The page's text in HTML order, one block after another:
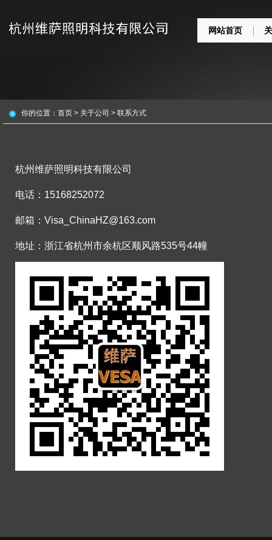
网站首页
你的位置： 首页 > 关于公司 > 联系方式
杭州维萨照明科技有限公司
电话：15168252072
邮箱： Visa_ChinaHZ@163.com
地址：浙江省杭州市余杭区顺风路535号44幢